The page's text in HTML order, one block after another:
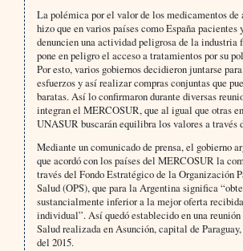
La polémica por el valor de los medicamentos
hizo que en varios países como España pacientes
denuncien una actividad peligrosa de la industria
pone en peligro el acceso a tratamientos por su
Por esto, varios gobiernos decidieron juntarse
esfuerzos y así realizar compras conjuntas que
baratas. Así lo confirmaron durante diversas
integran el MERCOSUR, que al igual que otras
UNASUR buscarán equilibra los valores a través
Mediante un comunicado de prensa, el gobierno
que acordó con los países del MERCOSUR la
través del Fondo Estratégico de la Organización
Salud (OPS), que para la Argentina significa
sustancialmente inferior a la mejor oferta
individual”. Así quedó establecido en una
Salud realizada en Asunción, capital de
del 2015.